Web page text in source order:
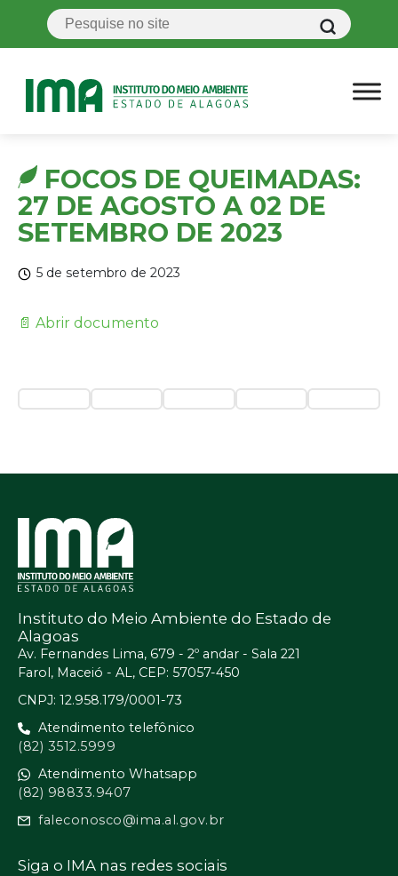
FOCOS DE QUEIMADAS:
27 DE AGOSTO A 02 DE
SETEMBRO DE 2023
5 de setembro de 2023
📄 Abrir documento
Instituto do Meio Ambiente do Estado de
Alagoas
Av. Fernandes Lima, 679 - 2º andar - Sala 221
Farol, Maceió - AL, CEP: 57057-450
CNPJ: 12.958.179/0001-73
Atendimento telefônico
(82) 3512.5999
Atendimento Whatsapp
(82) 98833.9407
faleconosco@ima.al.gov.br
Siga o IMA nas redes sociais